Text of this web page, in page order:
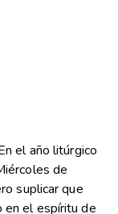
el año litúrgico
de
suplicar que
en el espíritu de